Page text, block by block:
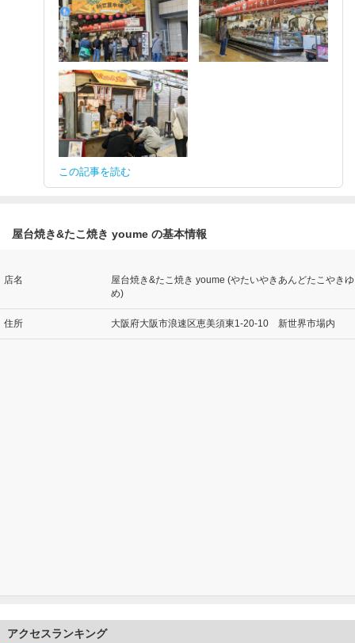
この記事を読む
屋台焼き&たこ焼き youme の基本情報
店名
屋台焼き&たこ焼き youme (やたいやきあんどたこやきゆ
め)
住所 大阪府大阪市浪速区恵美須東1-20-10 新世界市場内
アクセスランキング